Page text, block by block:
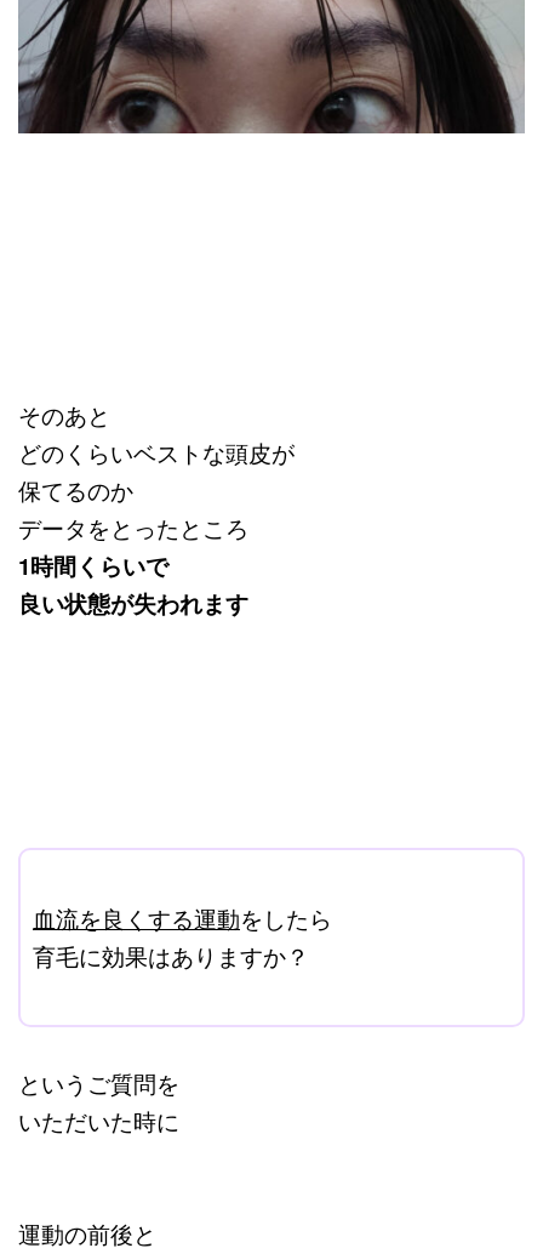
そのあと
どのくらいベストな頭皮が
保てるのか
データをとったところ
1時間くらいで
良い状態が失われます
血流を良くする運動をしたら
育毛に効果はありますか？
というご質問を
いただいた時に
運動の前後と